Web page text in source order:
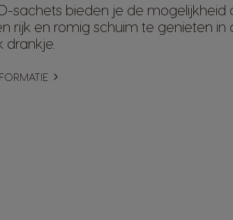
sachets bieden je de mogelijkheid
rijk en romig schuim te genieten in
drankje.